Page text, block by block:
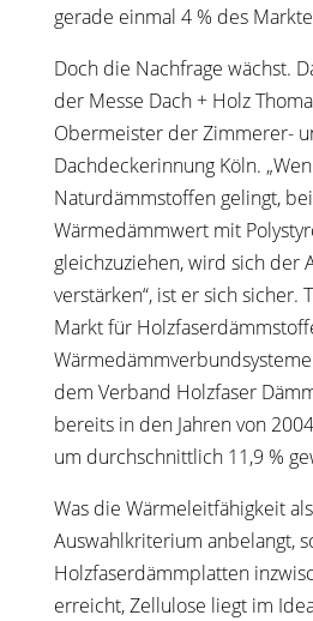
gerade einmal 4 % des
Doch die Nachfrage wächst.
der Messe Dach + Holz
Obermeister der Zimmerer-
Dachdeckerinnung Köln.
Naturdämmstoffen gelingt,
Wärmedämmwert mit
gleichzuziehen, wird sich der
verstärken“, ist er sich sicher.
Markt für
dem Verband Holzfaser
bereits in den Jahren von
um durchschnittlich 11,9 %
Was die Wärmeleitfähigkeit
Auswahlkriterium anbelangt,
Holzfaserdämmplatten
erreicht, Zellulose liegt im